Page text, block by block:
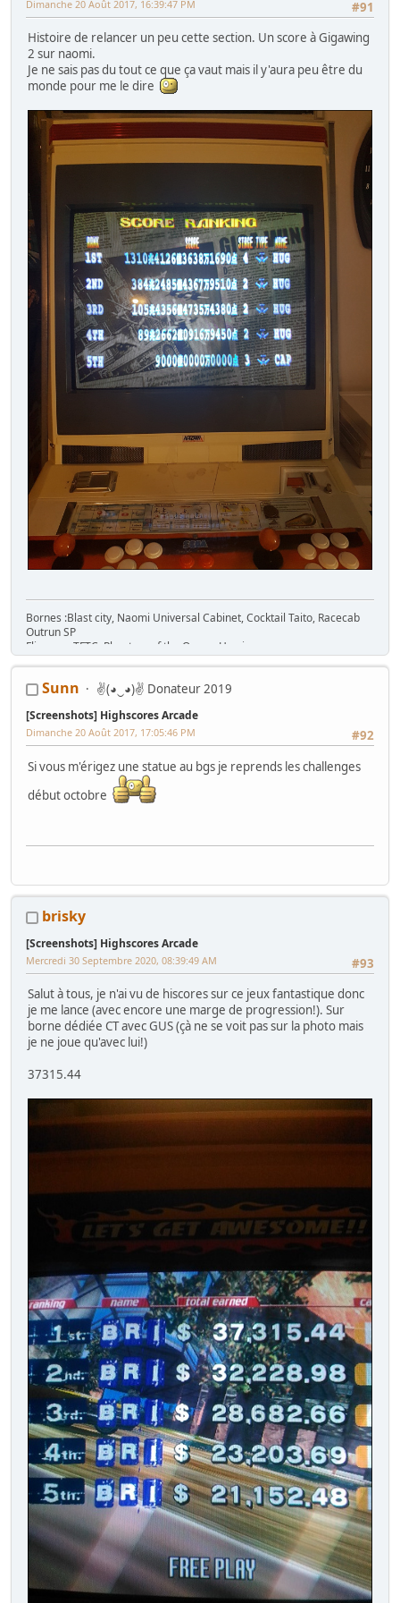
Mini Jeutel
Space Attack.
Flipper :
Sega/ South Park
#91
Dimanche 20 Août 2017, 16:39:47 PM
Histoire de relancer un peu cette section. Un score à Gigawing
2 sur naomi.
Je ne sais pas du tout ce que ça vaut mais il y'aura peu être du
monde pour me le dire
Bornes :Blast city, Naomi Universal Cabinet, Cocktail Taito, Racecab
Outrun SP
Flippers : TFTC, Phantom of the Opera, Hurricane
Sunn ✌(◕‿◕)✌ Donateur 2019
[Screenshots] Highscores Arcade
#92
Dimanche 20 Août 2017, 17:05:46 PM
Si vous m'érigez une statue au bgs je reprends les challenges
début octobre
brisky
[Screenshots] Highscores Arcade
#93
Mercredi 30 Septembre 2020, 08:39:49 AM
Salut à tous, je n'ai vu de hiscores sur ce jeux fantastique donc
je me lance (avec encore une marge de progression!). Sur
borne dédiée CT avec GUS (çà ne se voit pas sur la photo mais
je ne joue qu'avec lui!)
37315.44